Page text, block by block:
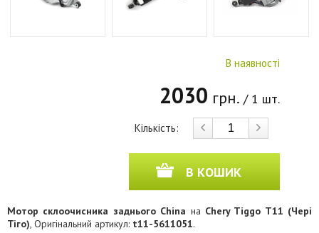
В наявності
2030 грн. / 1 шт.
Кількість:
В КОШИК
Мотор склоочисника заднього China на Chery Tiggo T11 (Чері
Тіго), Оригінальний артикул: t11-5611051.